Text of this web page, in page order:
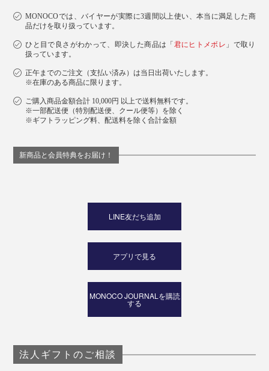
MONOCOでは、バイヤーが実際に3週間以上使い、本当に満足した商
品だけを取り扱っています。
ひと目で良さがわかって、即決した商品は「君にヒトメボレ 」で取り
扱っています。
正午までのご注文（支払い済み）は当日出荷いたします。
※在庫のある商品に限ります。
ご購入商品金額合計 10,000円 以上で送料無料です。
※一部配送便（特別配送便、クール便等）を除く
※ギフトラッピング料、配送料を除く合計金額
新商品と会員特典をお届け！
LINE友だち追加
アプリで見る
MONOCO JOURNALを購読
する
法人ギフトのご相談